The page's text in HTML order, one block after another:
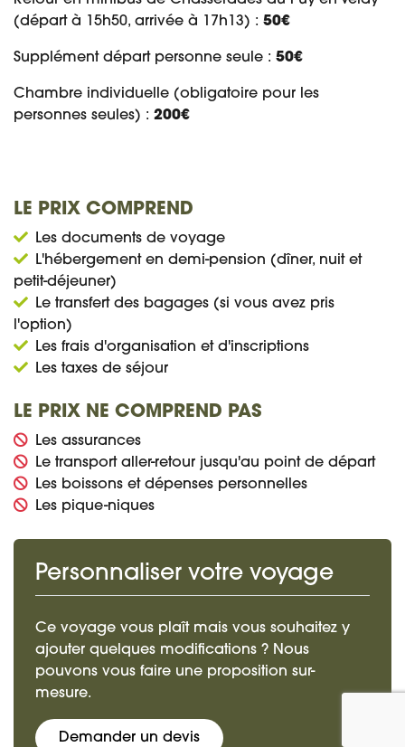
(départ à 15h50, arrivée à 17h13) : 50€
Supplément départ personne seule : 50€
Chambre individuelle (obligatoire pour les
personnes seules) : 200€
LE PRIX COMPREND
Les documents de voyage
L'hébergement en demi-pension (dîner, nuit et
petit-déjeuner)
Le transfert des bagages (si vous avez pris
l'option)
Les frais d'organisation et d'inscriptions
Les taxes de séjour
LE PRIX NE COMPREND PAS
Les assurances
Le transport aller-retour jusqu'au point de départ
Les boissons et dépenses personnelles
Les pique-niques
Personnaliser votre voyage
Ce voyage vous plaît mais vous souhaitez y
ajouter quelques modifications ? Nous
pouvons vous faire une proposition sur-
mesure.
Demander un devis